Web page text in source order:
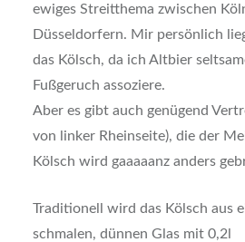
ewiges Streitthema zwischen
Düsseldorfern. Mir persönlich
das Kölsch, da ich Altbier
Fußgeruch assoziere.
Aber es gibt auch genügend
von linker Rheinseite), die der
Kölsch wird gaaaaanz anders
Traditionell wird das Kölsch aus
schmalen, dünnen Glas mit 0,2l